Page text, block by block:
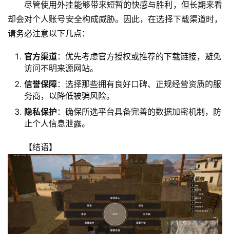
尽管使用外挂能够带来短暂的快感与胜利，但长期来看
却会对个人账号安全构成威胁。因此，在选择下载渠道时，
请务必注意以下几点：
官方渠道：优先考虑官方授权或推荐的下载链接，避免
访问不明来源网站。
信誉保障：选择那些拥有良好口碑、正规经营资质的服
务商，以降低被骗风险。
隐私保护 ：确保所选平台具备完善的数据加密机制，防
止个人信息泄露。
【结语】